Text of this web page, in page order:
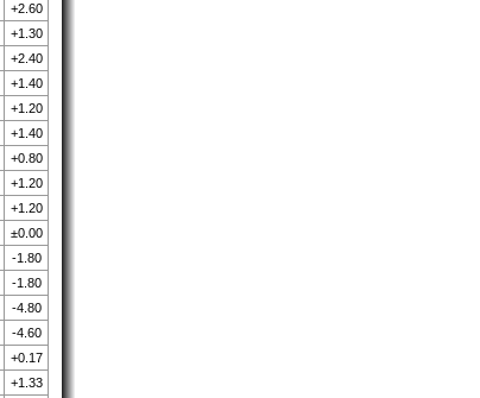
+2.60
+1.30
+2.40
+1.40
+1.20
+1.40
+0.80
+1.20
+1.20
±0.00
-1.80
-1.80
-4.80
-4.60
+0.17
+1.33